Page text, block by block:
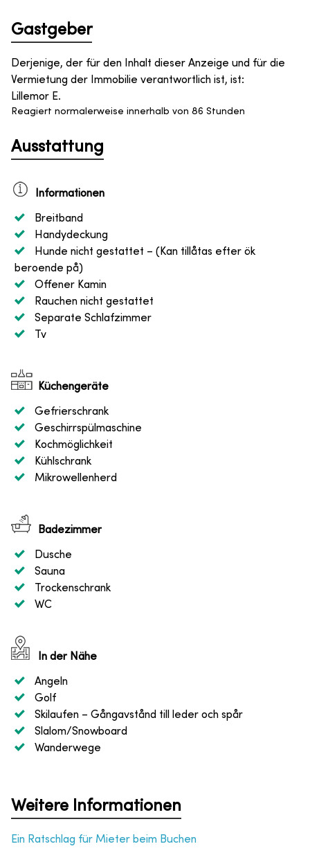
Gastgeber
Derjenige, der für den Inhalt dieser Anzeige und für die
Vermietung der Immobilie verantwortlich ist, ist:
Lillemor E.
Reagiert normalerweise innerhalb von 86 Stunden
Ausstattung
Informationen
Breitband
Handydeckung
Hunde nicht gestattet – (Kan tillåtas efter ök
beroende på)
Offener Kamin
Rauchen nicht gestattet
Separate Schlafzimmer
Tv
Küchengeräte
Gefrierschrank
Geschirrspülmaschine
Kochmöglichkeit
Kühlschrank
Mikrowellenherd
Badezimmer
Dusche
Sauna
Trockenschrank
WC
In der Nähe
Angeln
Golf
Skilaufen – Gångavstånd till leder och spår
Slalom/Snowboard
Wanderwege
Weitere Informationen
Ein Ratschlag für Mieter beim Buchen